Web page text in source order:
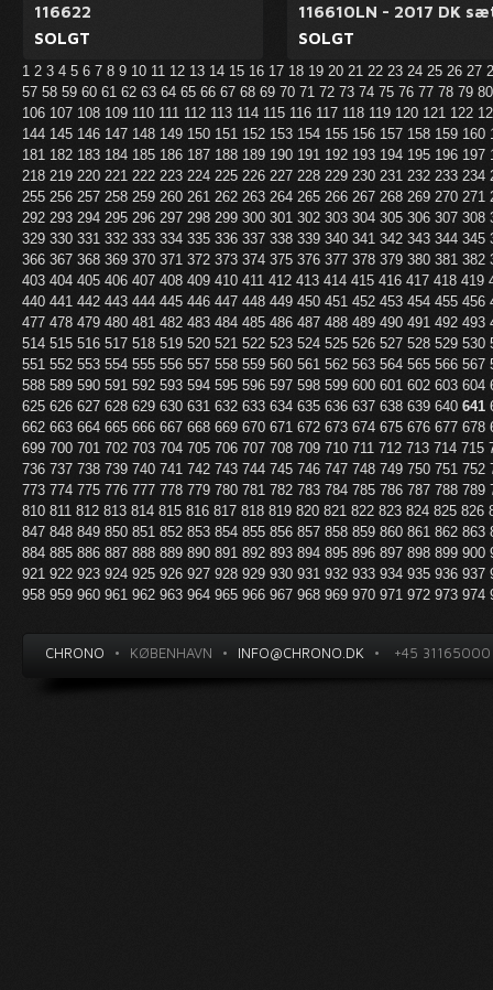
116622
SOLGT
116610LN - 2017 DK
SOLGT
1 2 3 4 5 6 7 8 9 10 11 12 13 14 15 16 17 18 19 20 21 22 23 24 25 26 27
57 58 59 60 61 62 63 64 65 66 67 68 69 70 71 72 73 74 75 76 77 78 79
106 107 108 109 110 111 112 113 114 115 116 117 118 119 120 121 122
144 145 146 147 148 149 150 151 152 153 154 155 156 157 158 159 160
181 182 183 184 185 186 187 188 189 190 191 192 193 194 195 196 197
218 219 220 221 222 223 224 225 226 227 228 229 230 231 232 233 234
255 256 257 258 259 260 261 262 263 264 265 266 267 268 269 270 271
292 293 294 295 296 297 298 299 300 301 302 303 304 305 306 307 308
329 330 331 332 333 334 335 336 337 338 339 340 341 342 343 344 345
366 367 368 369 370 371 372 373 374 375 376 377 378 379 380 381 382
403 404 405 406 407 408 409 410 411 412 413 414 415 416 417 418 419
440 441 442 443 444 445 446 447 448 449 450 451 452 453 454 455 456
477 478 479 480 481 482 483 484 485 486 487 488 489 490 491 492 493
514 515 516 517 518 519 520 521 522 523 524 525 526 527 528 529 530
551 552 553 554 555 556 557 558 559 560 561 562 563 564 565 566 567
588 589 590 591 592 593 594 595 596 597 598 599 600 601 602 603 604
625 626 627 628 629 630 631 632 633 634 635 636 637 638 639 640 641
662 663 664 665 666 667 668 669 670 671 672 673 674 675 676 677 678
699 700 701 702 703 704 705 706 707 708 709 710 711 712 713 714 715
736 737 738 739 740 741 742 743 744 745 746 747 748 749 750 751 752
773 774 775 776 777 778 779 780 781 782 783 784 785 786 787 788 789
810 811 812 813 814 815 816 817 818 819 820 821 822 823 824 825 826
847 848 849 850 851 852 853 854 855 856 857 858 859 860 861 862 863
884 885 886 887 888 889 890 891 892 893 894 895 896 897 898 899 900
921 922 923 924 925 926 927 928 929 930 931 932 933 934 935 936 937
958 959 960 961 962 963 964 965 966 967 968 969 970 971 972 973 974
CHRONO • KØBENHAVN • INFO@CHRONO.DK • +45 31165000